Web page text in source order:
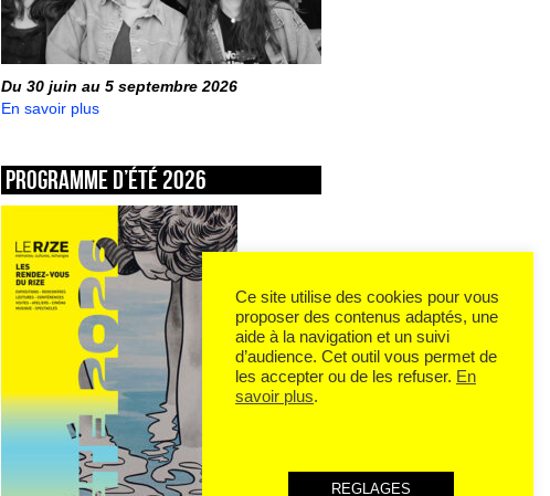
Du 30 juin au 5 septembre 2026
En savoir plus
Programme d’été 2026
Ce site utilise des cookies pour vous
proposer des contenus adaptés, une
aide à la navigation et un suivi
d’audience. Cet outil vous permet de
les accepter ou de les refuser. En
savoir plus.
REGLAGES